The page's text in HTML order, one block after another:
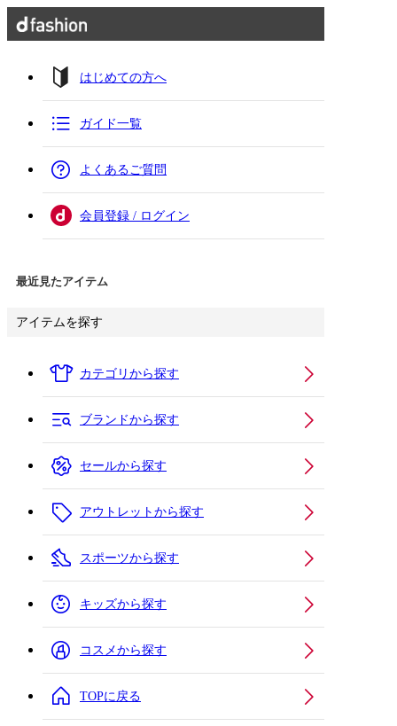
はじめての方へ
ガイド一覧
よくあるご質問
会員登録 / ログイン
最近見たアイテム
アイテムを探す
カテゴリから探す
ブランドから探す
セールから探す
アウトレットから探す
スポーツから探す
キッズから探す
コスメから探す
TOPに戻る